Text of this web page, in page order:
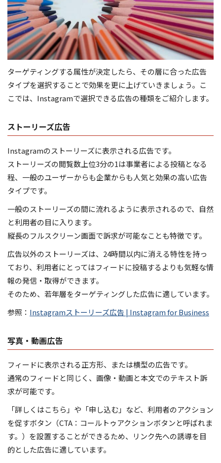
ターゲティングする属性が決定したら、その層に合った広告
タイプを選択することで効果を更に上げていきましょう。こ
こでは、Instagramで選択できる広告の種類をご紹介します。
ストーリーズ広告
Instagramのストーリーズに表示される広告です。
ストーリーズの閲覧数上位3分の1は事業者による投稿となる
程、一般のユーザーからも企業からも人気と効果の高い広告
タイプです。
一般のストーリーズの間に流れるように表示されるので、自然
と利用者の目に入ります。
縦長のフルスクリーン画面で訴求が可能なことも特徴です。
広告以外のストーリーズは、24時間以内に消える特性を持っ
ており、利用者にとってはフィードに投稿するよりも気軽な情
報の発信・取得ができます。
そのため、若年層をターゲティングした広告に適しています。
参照： Instagramストーリーズ広告 | Instagram for Business
写真・動画広告
フィードに表示される正方形、または横型の広告です。
通常のフィードと同じく、画像・動画と本文でのテキスト訴
求が可能です。
「詳しくはこちら」や「申し込む」など、利用者のアクション
を促すボタン（CTA：コールトゥアクションボタンと呼ばれま
す。）を設置することができるため、リンク先への誘導を目
的とした広告に適しています。